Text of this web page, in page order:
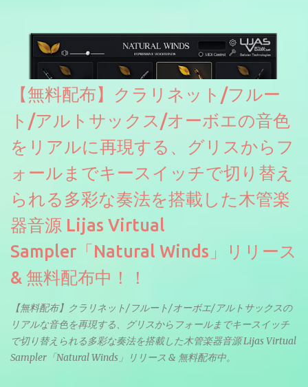
ソースを元に設計・改良した製品のようです。
【無料配布】クラリネット/フルー
ト/アルトサックス/オーボエの音色
をリアルに再現する、グリスからフ
ォールまでキースイッチで切り替え
られる多彩な奏法を搭載した木管楽
器音源 Lijas Virtual
Sampler「Natural Winds」リリース
& 無料配布中！！
【無料配布】クラリネット/フルート/オーボエ/アルトサックスの
リアルな音色を再現する、グリスからフォールまでキースイッチ
で切り替えられる多彩な奏法を搭載した木管楽器音源 Lijas Virtual
Sampler「Natural Winds」リリース & 無料配布中。